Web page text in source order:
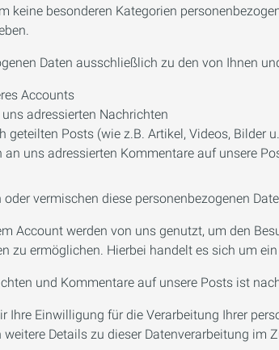
keine besonderen Kategorien
Daten ausschließlich zu den von Ihnen
Accounts
adressierten Nachrichten
geteilten Posts (wie z.B. Artikel, Videos, Bilder
uns adressierten Kommentare auf unsere
vermischen diese personenbezogenen
Account werden von uns genutzt, um den
zu ermöglichen. Hierbei handelt es sich um
und Kommentare auf unsere Posts ist
Ihre Einwilligung für die Verarbeitung Ihrer
Details zu dieser Datenverarbeitung